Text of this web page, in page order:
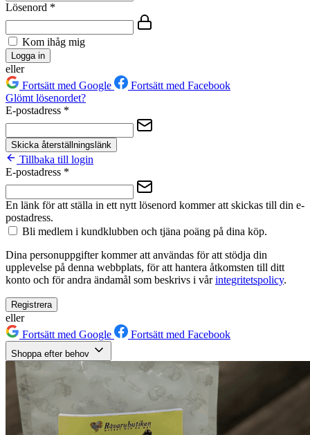
Lösenord *
Kom ihåg mig
Logga in
eller
Fortsätt med Google
Fortsätt med Facebook
Glömt lösenordet?
E-postadress *
Skicka återställningslänk
Tillbaka till login
E-postadress *
En länk för att ställa in ett nytt lösenord kommer att skickas till din e-
postadress.
Bli medlem i kundklubben och tjäna poäng på dina köp.
Dina personuppgifter kommer att användas för att stödja din
upplevelse på denna webbplats, för att hantera åtkomsten till ditt
konto och för andra ändamål som beskrivs i vårintegritetspolicy.
Registrera
eller
Fortsätt med Google
Fortsätt med Facebook
Shoppa efter behov